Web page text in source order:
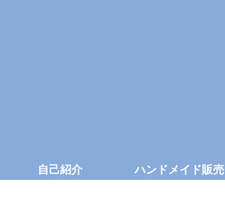
自己紹介 ハンドメイド販売